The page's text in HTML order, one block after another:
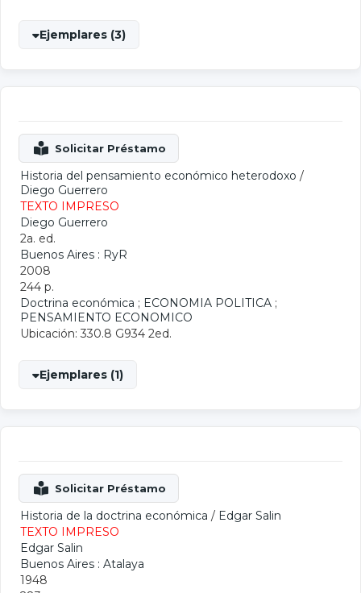
Ejemplares (3)
Historia del pensamiento económico heterodoxo /
Diego Guerrero
TEXTO IMPRESO
Diego Guerrero
2a. ed.
Buenos Aires : RyR
2008
244 p.
Doctrina económica ; ECONOMIA POLITICA ;
PENSAMIENTO ECONOMICO
Ubicación: 330.8 G934 2ed.
Ejemplares (1)
Historia de la doctrina económica / Edgar Salin
TEXTO IMPRESO
Edgar Salin
Buenos Aires : Atalaya
1948